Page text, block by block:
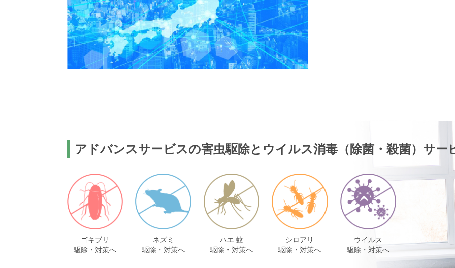
アドバンスサービスの害虫駆除とウイルス消毒（除菌・殺菌）サー
ゴキブリ
駆除・対策へ
ネズミ
駆除・対策へ
ハエ 蚊
駆除・対策へ
シロアリ
駆除・対策へ
ウイルス
駆除・対策へ